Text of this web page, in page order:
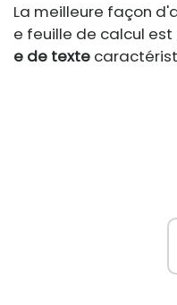
La meilleure façon
e feuille de calcul
e de texte